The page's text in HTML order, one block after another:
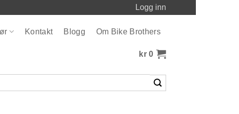
Logg inn
Kontakt Blogg Om Bike Brothers
kr 0